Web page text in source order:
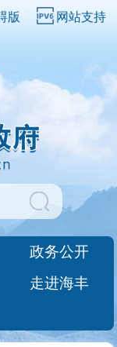
版 网站支持
政务公开
走进海丰